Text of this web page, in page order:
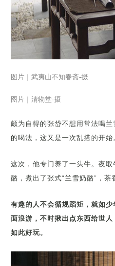
图片｜武夷山不知春斋-摄
图片｜清物堂-摄
颇为自得的张岱不想用常法喝
的喝法，这又是一次乱搭的开始
这次，他专门养了一头牛。夜
酪，煮出了张式“兰雪奶酪”，茶
有趣的人不会循规蹈矩，就如
面浪游，不时揪出点东西给世
如此好玩。